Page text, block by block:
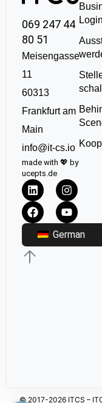
069 247 44
80 51
Meisengasse
11
60313
Frankfurt am
Main
info@it-cs.io
made with 💖 by
ucepts.de
German
Login
© 2017-2026 ITCS –